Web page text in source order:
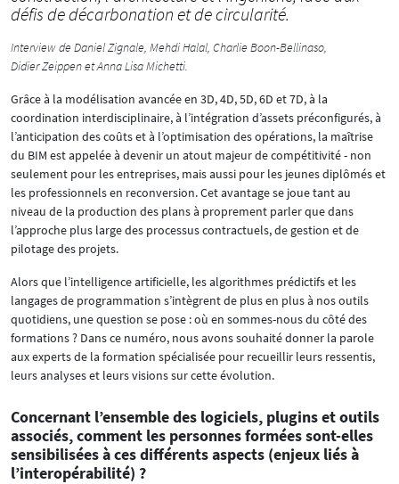
défis de décarbonation et de circularité.
Interview de Daniel Zignale, Mehdi Halal, Charlie Boon-Bellinaso,
Didier Zeippen et Anna Lisa Michetti.
Grâce à la modélisation avancée en 3D, 4D, 5D, 6D et 7D, à la
coordination interdisciplinaire, à l’intégration d’assets préconfigurés, à
l’anticipation des coûts et à l’optimisation des opérations, la maîtrise
du BIM est appelée à devenir un atout majeur de compétitivité - non
seulement pour les entreprises, mais aussi pour les jeunes diplômés et
les professionnels en reconversion. Cet avantage se joue tant au
niveau de la production des plans à proprement parler que dans
l’approche plus large des processus contractuels, de gestion et de
pilotage des projets.
Alors que l’intelligence artificielle, les algorithmes prédictifs et les
langages de programmation s’intègrent de plus en plus à nos outils
quotidiens, une question se pose : où en sommes-nous du côté des
formations ? Dans ce numéro, nous avons souhaité donner la parole
aux experts de la formation spécialisée pour recueillir leurs ressentis,
leurs analyses et leurs visions sur cette évolution.
Concernant l’ensemble des logiciels, plugins et outils
associés, comment les personnes formées sont-elles
sensibilisées à ces différents aspects (enjeux liés à
l’interopérabilité) ?